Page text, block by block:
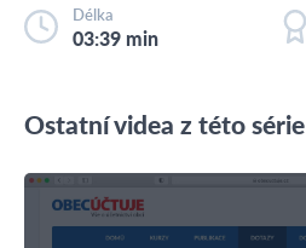
Délka
03:39 min
Ostatní videa z této série